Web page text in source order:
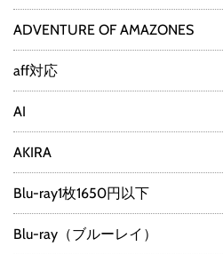
ADVENTURE OF AMAZONES
aff対応
AI
AKIRA
Blu-ray1枚1650円以下
Blu-ray（ブルーレイ）